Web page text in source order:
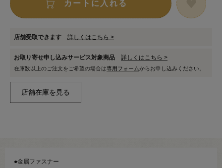
カートに入れる
店舗受取できます 詳しくはこちら >
お取り寄せ申し込みサービス対象商品 詳しくはこちら >
在庫数以上のご注文をご希望の場合は専用フォームからお申し込みください。
●金属ファスナー